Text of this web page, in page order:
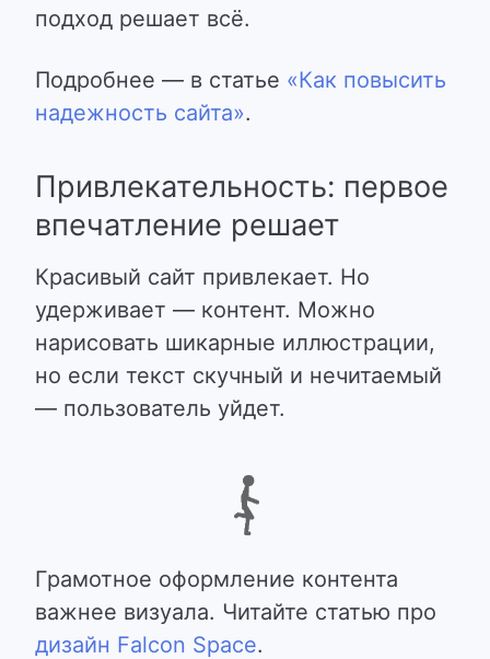
подход решает всё.
Подробнее — в статье «Как повысить
надежность сайта».
Привлекательность: первое
впечатление решает
Красивый сайт привлекает. Но
удерживает — контент. Можно
нарисовать шикарные иллюстрации,
но если текст скучный и нечитаемый
— пользователь уйдет.
Грамотное оформление контента
важнее визуала. Читайте статью про
дизайн Falcon Space.